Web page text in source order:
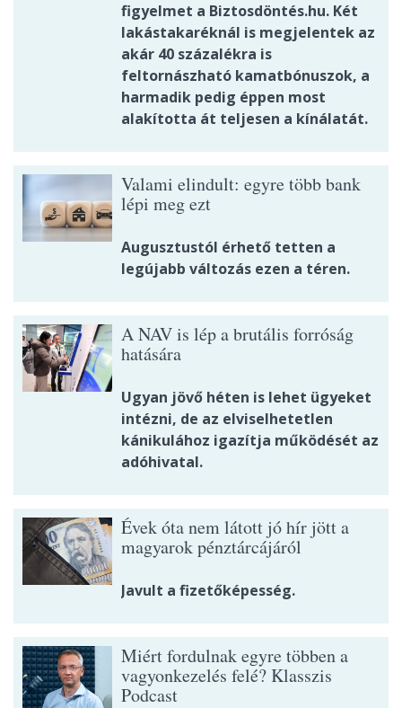
figyelmet a Biztosdöntés.hu. Két
lakástakaréknál is megjelentek az
akár 40 százalékra is
feltornászható kamatbónuszok, a
harmadik pedig éppen most
alakította át teljesen a kínálatát.
Valami elindult: egyre több bank
lépi meg ezt
Augusztustól érhető tetten a
legújabb változás ezen a téren.
A NAV is lép a brutális forróság
hatására
Ugyan jövő héten is lehet ügyeket
intézni, de az elviselhetetlen
kánikulához igazítja működését az
adóhivatal.
Évek óta nem látott jó hír jött a
magyarok pénztárcájáról
Javult a fizetőképesség.
Miért fordulnak egyre többen a
vagyonkezelés felé? Klasszis
Podcast